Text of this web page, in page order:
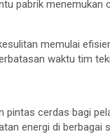
pabrik menemukan
memulai
waktu tim
pintas cerdas bagi
energi di berbagai